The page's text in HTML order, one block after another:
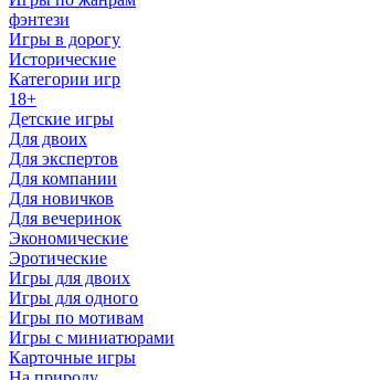
фэнтези
Игры в дорогу
Исторические
Категории игр
18+
Детские игры
Для двоих
Для экспертов
Для компании
Для новичков
Для вечеринок
Экономические
Эротические
Игры для двоих
Игры для одного
Игры по мотивам
Игры с миниатюрами
Карточные игры